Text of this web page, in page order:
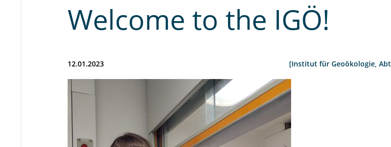
Welcome to the IGÖ!
12.01.2023 [Institut für Geoökologie,